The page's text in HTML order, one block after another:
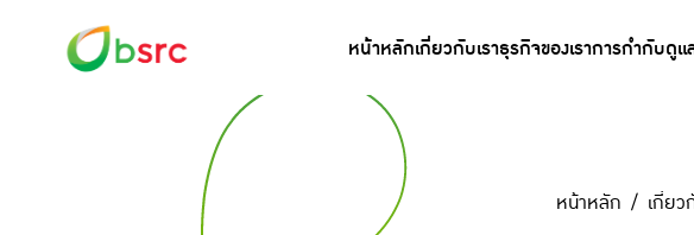
หน้าหลักเกี่ยวกับเราธุรกิจของเราการกำกับดูแ
หน้าหลัก เกี่ยว